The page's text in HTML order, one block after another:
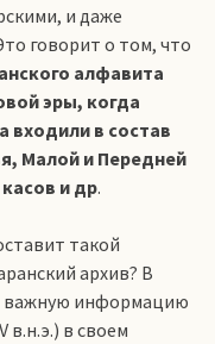
и даже
говорит о том, что
алфавита
эры, когда
входили в состав
Малой и Передней
и др.
такой
архив? В
важную информацию
в.н.э.) в своем